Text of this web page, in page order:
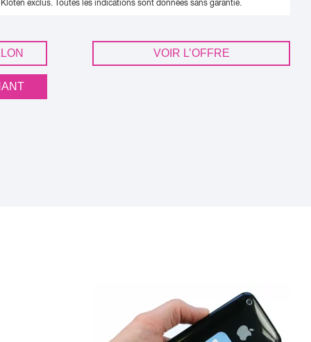
exclus. Toutes les indications sont données sans garantie.
VOIR L’OFFRE